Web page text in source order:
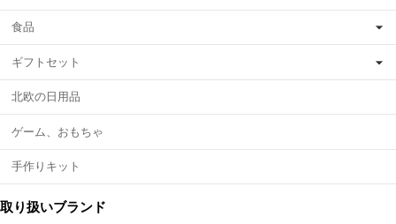
食品
ギフトセット
北欧の日用品
ゲーム、おもちゃ
手作りキット
取り扱いブランド